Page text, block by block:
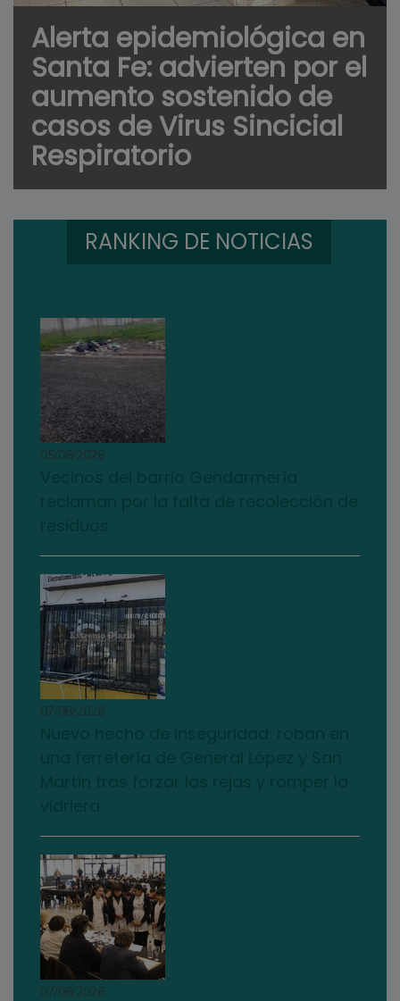
Alerta epidemiológica en
Santa Fe: advierten por el
aumento sostenido de
casos de Virus Sincicial
Respiratorio
RANKING DE NOTICIAS
05/08/2026
07/08/2026
07/08/2026